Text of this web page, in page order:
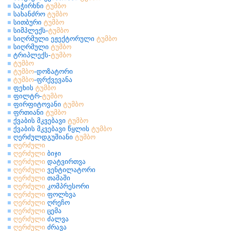
საჭირხნი ტუმბო
სახანძრო ტუმბო
სითბური ტუმბო
სიმპლექს-ტუმბო
სიღრმული ეჟექტორული ტუმბო
სიღრმული ტუმბო
ტრიპლექს-ტუმბო
ტუმბო
ტუმბო-დოზატორი
ტუმბო-ფრქვევანა
ფეხის ტუმბო
ფილტრ-ტუმბო
ფირფიტოვანი ტუმბო
ფრთიანი ტუმბო
ქვაბის მკვებავი ტუმბო
ქვაბის მკვებავი წყლის ტუმბო
ღერძულდგუშიანი ტუმბო
ღერძული
ღერძული ბიჯი
ღერძული დატვირთვა
ღერძული ვენტილატორი
ღერძული თამაში
ღერძული კომპრესორი
ღერძული ფოლხვა
ღერძული ღრეჩო
ღერძული ცემა
ღერძული ძალვა
ღერძული ძრავა